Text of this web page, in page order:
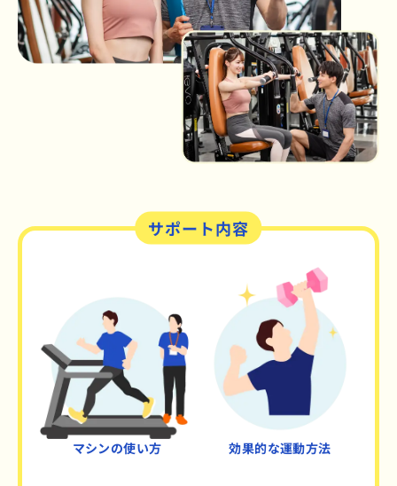
サポート内容
マシンの使い方 効果的な運動方法